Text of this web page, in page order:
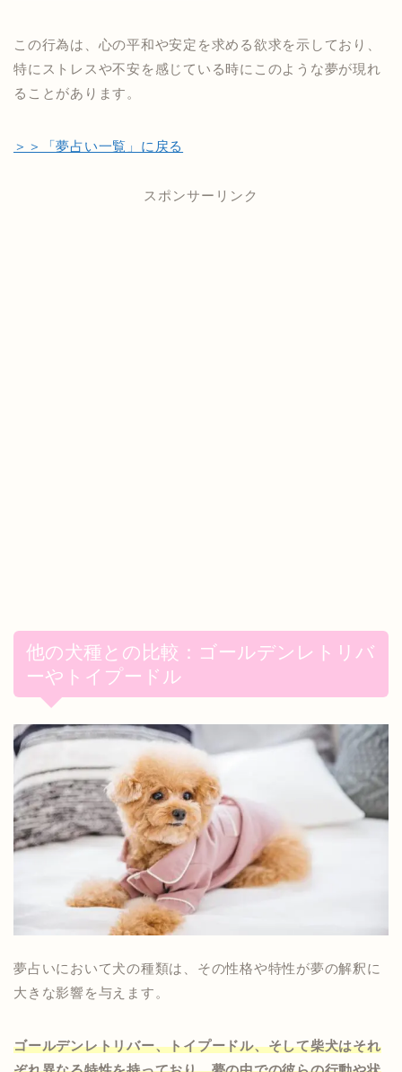
この行為は、心の平和や安定を求める欲求を示しており、
特にストレスや不安を感じている時にこのような夢が現れ
ることがあります。
＞＞「夢占い一覧」に戻る
スポンサーリンク
他の犬種との比較：ゴールデンレトリバ
ーやトイプードル
夢占いにおいて犬の種類は、その性格や特性が夢の解釈に
大きな影響を与えます。
ゴールデンレトリバー、トイプードル、そして柴犬はそれ